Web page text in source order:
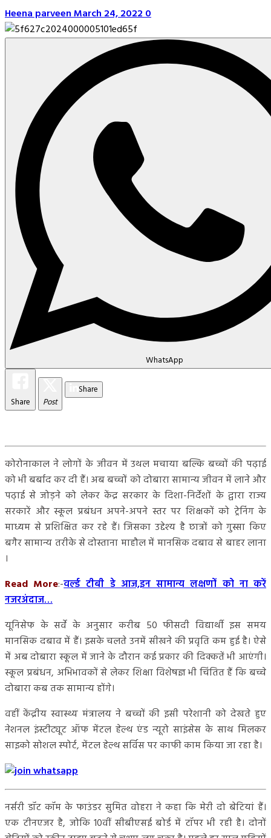
Heena parveenMarch 24, 20220
WhatsApp
Share Post
Share
कोरोनाकाल ने लोगों के जीवन में उथल मचाया बल्कि बच्चों की पढ़ाई
को भी बर्बाद कर दी हैं। अब बच्चों को दोबारा सामान्य जीवन में लाने और
पढ़ाई से जोड़ने को लेकर केंद्र सरकार के दिशा-निर्देशों के द्वारा राज्य
सरकारें और स्कूल प्रबंधन अपने-अपने स्तर पर शिक्षकों को ट्रेनिंग के
माध्यम से प्रशिक्षित कर रहे हैं। जिसका उद्देश्य है छात्रों को गुस्सा किए
बगैर सामान्य तरीके से दोस्ताना माहौल में मानसिक दबाव से बाहर लाना
।
Read More:-वर्ल्ड टीबी डे आज,इन सामान्य लक्षणों को ना करें
नजरअंदाज…
यूनिसेफ के सर्वे के अनुसार करीब 50 फीसदी विद्यार्थी इस समय
मानसिक दबाव में हैं। इसके चलते उनमें सीखने की प्रवृति कम हुई है। ऐसे
में अब दोबारा स्कूल में जाने के दौरान कई प्रकार की दिक्कतें भी आएंगी।
स्कूल प्रबंधन, अभिभावकों से लेकर शिक्षा विशेषज्ञ भी चिंतित हैं कि बच्चे
दोबारा कब तक सामान्य होंगे।
वहीं केंद्रीय स्वास्थ्य मंत्रालय ने बच्चों की इसी परेशानी को देखते हुए
नेशनल इंस्टीट्यूट ऑफ मेंटल हेल्थ एंड न्यूरो साइंसेस के साथ मिलकर
साइको सोशल स्पोर्ट, मेंटल हेल्थ सर्विस पर काफी काम किया जा रहा है।
नर्सरी डॉट कॉम के फाउंडर सुमित वोहरा ने कहा कि मेरी दो बेटियां हैं।
एक टीनएजर है, जोकि 10वीं सीबीएसई बोर्ड में टॉपर भी रही है। दोनों